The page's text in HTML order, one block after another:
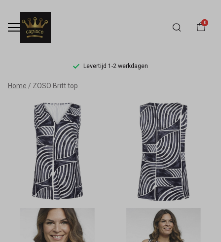
0
Levertijd 1-2 werkdagen
ZOSO
Britt
Capisce
Mode
Home ZOSO Britt top